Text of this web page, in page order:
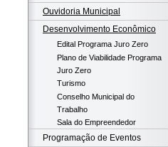
Ouvidoria Municipal
Desenvolvimento Econômico
Edital Programa Juro Zero
Plano de Viabilidade Programa
Juro Zero
Turismo
Conselho Municipal do
Trabalho
Sala do Empreendedor
Programação de Eventos